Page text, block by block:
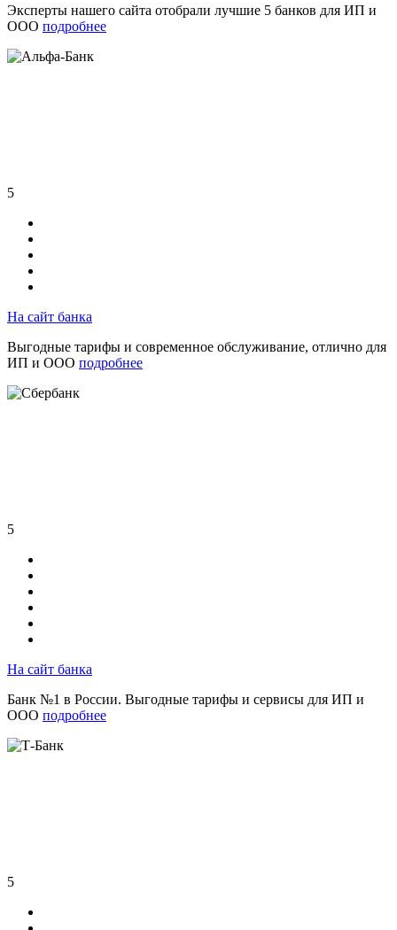
Эксперты нашего сайта отобрали лучшие 5 банков для ИП и
ООО подробнее
5
На сайт банка
Выгодные тарифы и современное обслуживание, отлично для
ИП и ООО подробнее
5
На сайт банка
Банк №1 в России. Выгодные тарифы и сервисы для ИП и
ООО подробнее
5